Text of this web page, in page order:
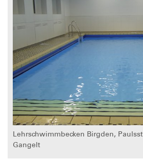
Lehrschwimmbecken Birgden,
Gangelt